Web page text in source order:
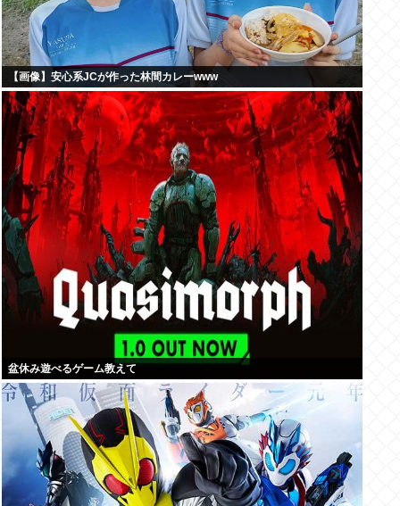
【画像】安心系JCが作った林間カレーwww
盆休み遊べるゲーム教えて